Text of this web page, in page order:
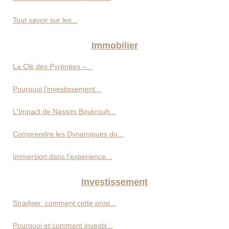
Tout savoir sur les...
Immobilier
La Clé des Pyrénées –...
Pourquoi l’investissement...
L'Impact de Nassim Boukrouh...
Comprendre les Dynamiques du...
Immersion dans l’experience...
Investissement
Stradger: comment cette prop...
Pourquoi et comment investir...